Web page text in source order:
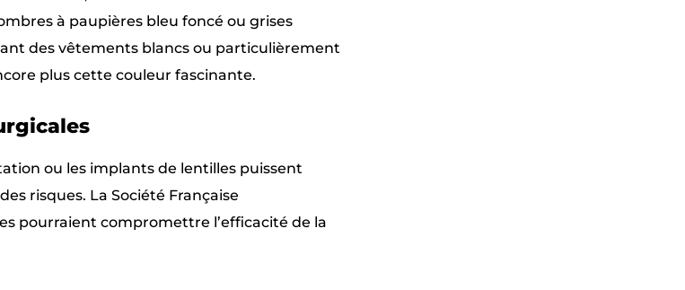
à paupières bleu foncé ou grises
des vêtements blancs ou particulièrement
plus cette couleur fascinante.
ou les implants de lentilles puissent
risques. La Société Française
pourraient compromettre l’efficacité de la